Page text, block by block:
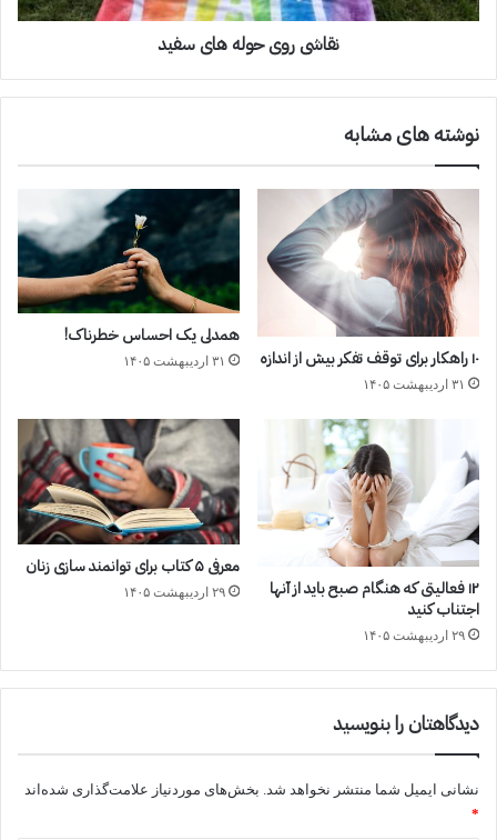
نقاشی روی حوله های سفید
نوشته های مشابه
۱۰ راهکار برای توقف تفکر بیش از اندازه
۳۱ اردیبهشت ۱۴۰۵
همدلی یک احساس خطرناک!
۳۱ اردیبهشت ۱۴۰۵
۱۲ فعالیتی که هنگام صبح باید از آنها
اجتناب کنید
۲۹ اردیبهشت ۱۴۰۵
معرفی ۵ کتاب برای توانمند سازی زنان
۲۹ اردیبهشت ۱۴۰۵
دیدگاهتان را بنویسید
نشانی ایمیل شما منتشر نخواهد شد. بخش‌های موردنیاز علامت‌گذاری شده‌اند
*